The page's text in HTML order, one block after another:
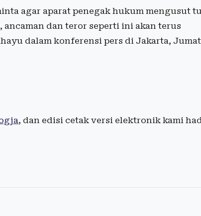
agar aparat penegak hukum mengusut
dan teror seperti ini akan terus
dalam konferensi pers di Jakarta,
, dan edisi cetak versi elektronik kami